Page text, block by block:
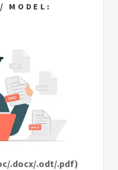
MODEL:
.docx/.odt/.pdf)